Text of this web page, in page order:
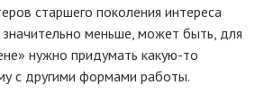
старшего поколения интереса
меньше, может быть, для
нужно придумать какую-то
с другими формами работы.